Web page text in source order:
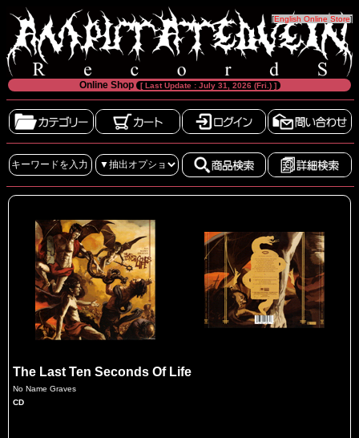
[English Online Store]
Online Shop [ Last Update : July 31, 2026 (Fri.) ]
The Last Ten Seconds Of Life
No Name Graves
CD